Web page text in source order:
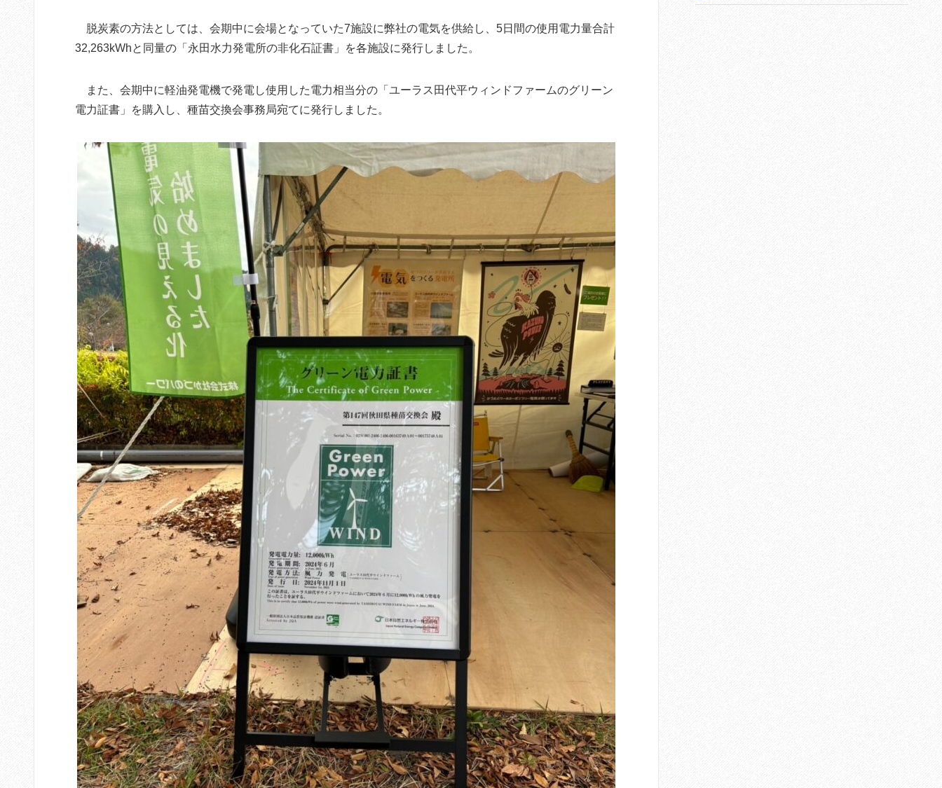
脱炭素の方法としては、会期中に会場となっていた7施設に弊社の電気を供給し、5日間の使用電力量合計
32,263kWhと同量の「永田水力発電所の非化石証書」を各施設に発行しました。
また、会期中に軽油発電機で発電し使用した電力相当分の「ユーラス田代平ウィンドファームのグリーン
電力証書」を購入し、種苗交換会事務局宛てに発行しました。